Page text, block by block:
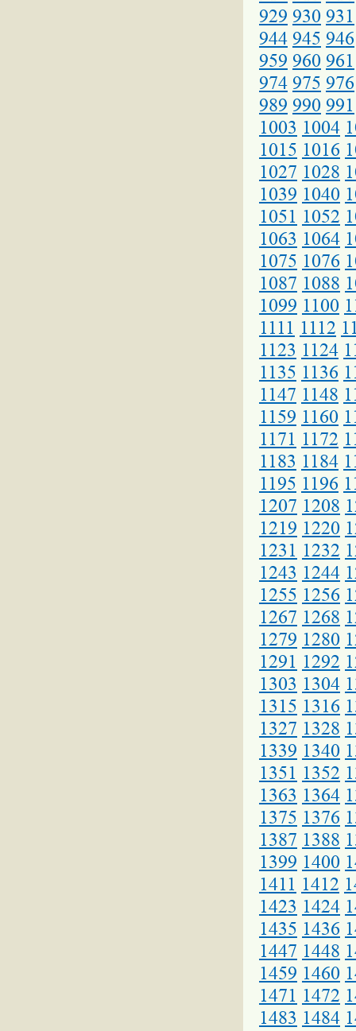
929 930 931
944 945 946
959 960 961
974 975 976
989 990 991
1003 1004
1015 1016
1027 1028
1039 1040
1051 1052
1063 1064
1075 1076
1087 1088
1099 1100
1111 1112
1123 1124
1135 1136
1147 1148
1159 1160
1171 1172
1183 1184
1195 1196
1207 1208
1219 1220
1231 1232
1243 1244
1255 1256
1267 1268
1279 1280
1291 1292
1303 1304
1315 1316
1327 1328
1339 1340
1351 1352
1363 1364
1375 1376
1387 1388
1399 1400
1411 1412
1423 1424
1435 1436
1447 1448
1459 1460
1471 1472
1483 1484